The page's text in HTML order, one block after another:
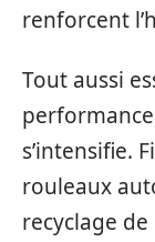
renforcent
Tout aussi
s’intensifie.
rouleaux
recyclage